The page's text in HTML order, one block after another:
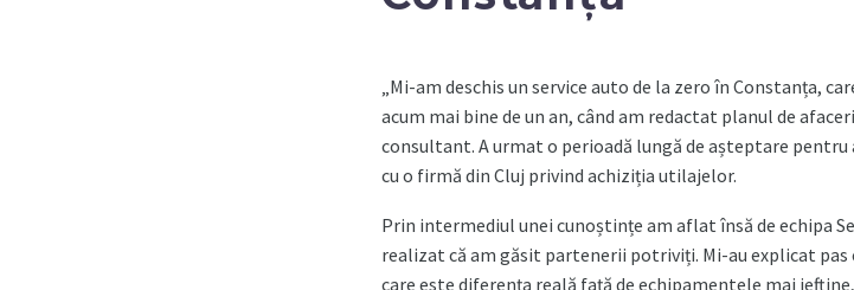
„Mi-am deschis un service auto de la zero în Constanța,
acum mai bine de un an, când am redactat planul de
consultant. A urmat o perioadă lungă de așteptare
cu o firmă din Cluj privind achiziția utilajelor.
Prin intermediul unei cunoștințe am aflat însă de echipa
realizat că am găsit partenerii potriviți. Mi-au explicat pas
care este diferența reală față de echipamentele mai